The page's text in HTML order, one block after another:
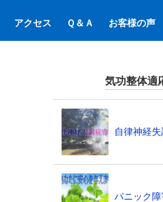
アクセス Ｑ＆Ａ お客様の声
気功整体適
自律神経
パニック障